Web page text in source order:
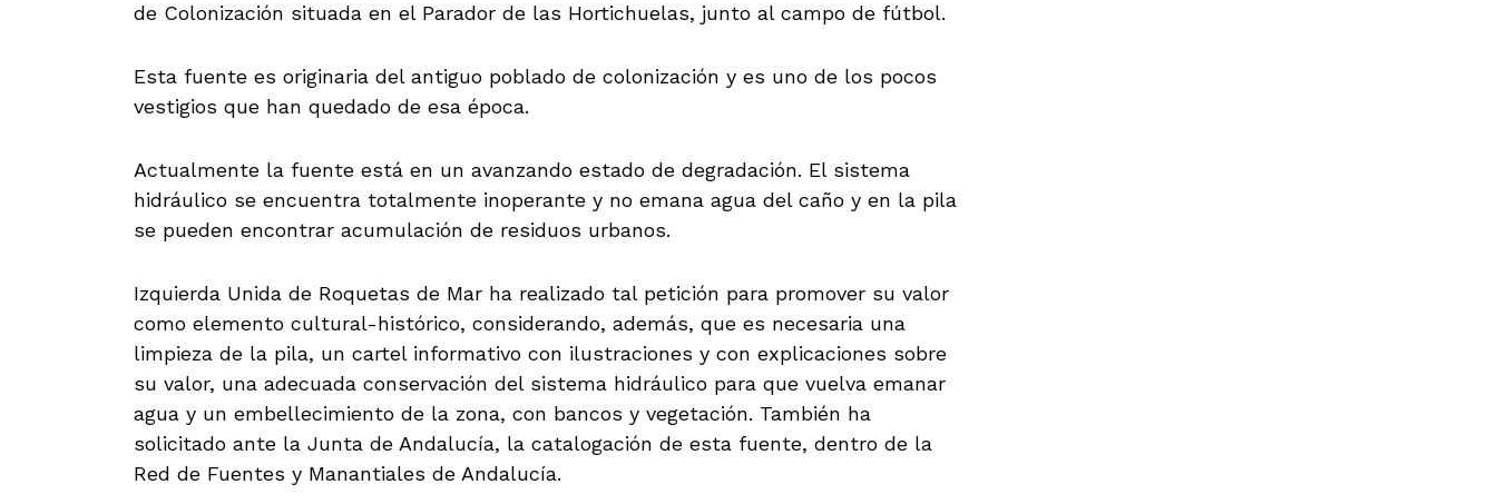
de Colonización situada en el Parador de las Hortichuelas, junto al campo de fútbol.
Esta fuente es originaria del antiguo poblado de colonización y es uno de los pocos
vestigios que han quedado de esa época.
Actualmente la fuente está en un avanzando estado de degradación. El sistema
hidráulico se encuentra totalmente inoperante y no emana agua del caño y en la pila
se pueden encontrar acumulación de residuos urbanos.
Izquierda Unida de Roquetas de Mar ha realizado tal petición para promover su valor
como elemento cultural-histórico, considerando, además, que es necesaria una
limpieza de la pila, un cartel informativo con ilustraciones y con explicaciones sobre
su valor, una adecuada conservación del sistema hidráulico para que vuelva emanar
agua y un embellecimiento de la zona, con bancos y vegetación. También ha
solicitado ante la Junta de Andalucía, la catalogación de esta fuente, dentro de la
Red de Fuentes y Manantiales de Andalucía.